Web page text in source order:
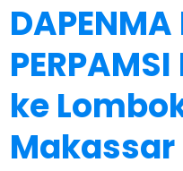
ke
Makassar